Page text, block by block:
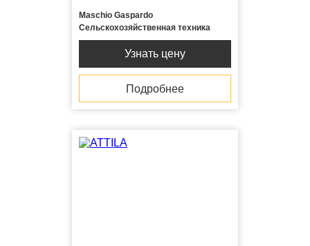
Maschio Gaspardo
Сельскохозяйственная техника
Узнать цену
Подробнее